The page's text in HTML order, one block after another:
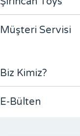
Müşteri Servisi
Biz Kimiz?
E-Bülten